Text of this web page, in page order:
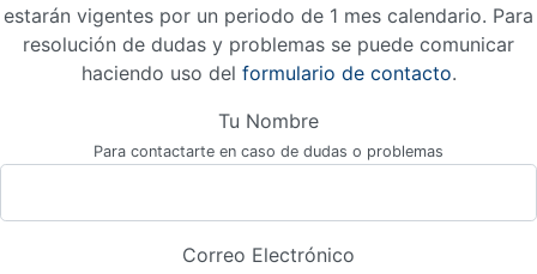
estarán vigentes por un periodo de 1 mes calendario. Para
resolución de dudas y problemas se puede comunicar
haciendo uso del formulario de contacto.
Tu Nombre
Para contactarte en caso de dudas o problemas
Correo Electrónico